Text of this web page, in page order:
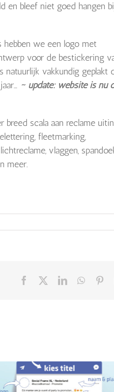
en bleef niet goed hangen
hebben we een logo met
voor de bestickering
natuurlijk vakkundig geplakt
~ update: website is nu
scala aan reclame
fleetmarking,
vlaggen,
meer.
Facebook LinkedIn